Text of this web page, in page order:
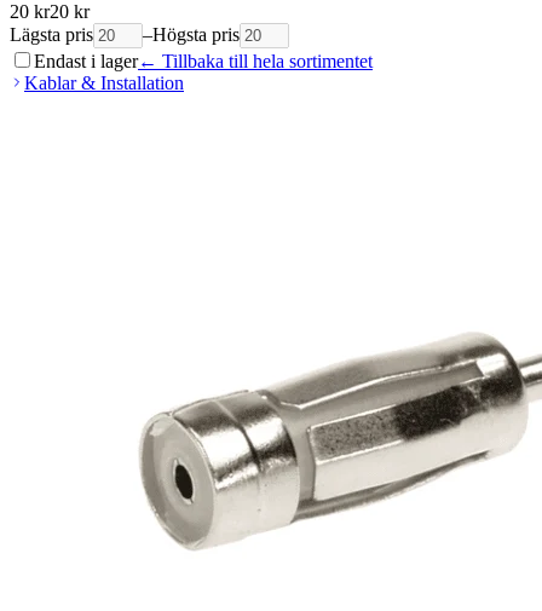
20 kr20 kr
Lägsta pris
–Högsta pris
Endast i lager← Tillbaka till hela sortimentet
Kablar & Installation